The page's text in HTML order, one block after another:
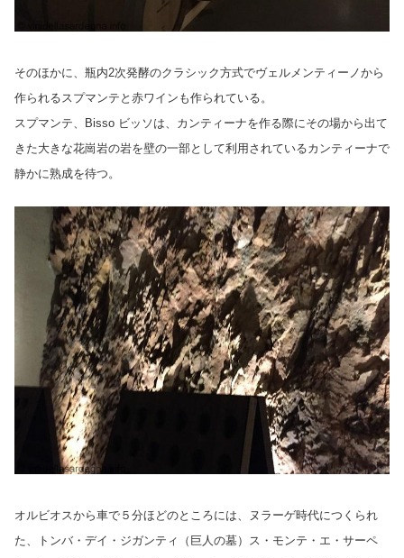
そのほかに、瓶内2次発酵のクラシック方式でヴェルメンティーノから
作られるスプマンテと赤ワインも作られている。
スプマンテ、Bisso ビッソは、カンティーナを作る際にその場から出て
きた大きな花崗岩の岩を壁の一部として利用されているカンティーナで
静かに熟成を待つ。
オルビオスから車で５分ほどのところには、ヌラーゲ時代につくられ
た、
トンバ・デイ・ジガンティ（巨人の墓）ス・モンテ・エ・サーペ